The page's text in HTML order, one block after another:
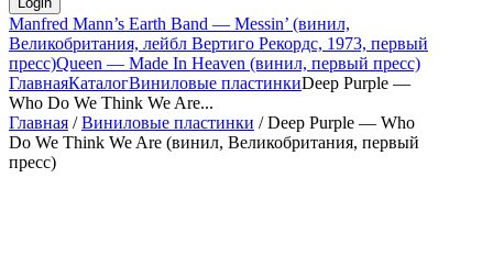
Manfred Mann’s Earth Band — Messin’ (винил,
Великобритания, лейбл Вертиго Рекордс, 1973, первый
пресс)Queen — Made In Heaven (винил, первый пресс)
ГлавнаяКаталогВиниловые пластинкиDeep Purple —
Who Do We Think We Are...
Главная /Виниловые пластинки / Deep Purple — Who
Do We Think We Are (винил, Великобритания, первый
пресс)